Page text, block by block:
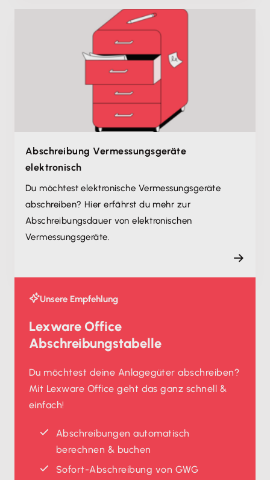
Abschreibung Vermessungsgeräte
elektronisch
Du möchtest elektronische Vermessungsgeräte
abschreiben? Hier erfährst du mehr zur
Abschreibungsdauer von elektronischen
Vermessungsgeräte.
Unsere Empfehlung
Lexware Office
Abschreibungstabelle
Du möchtest deine Anlagegüter abschreiben?
Mit Lexware Office geht das ganz schnell &
einfach!
Abschreibungen automatisch
berechnen & buchen
Sofort-Abschreibung von GWG